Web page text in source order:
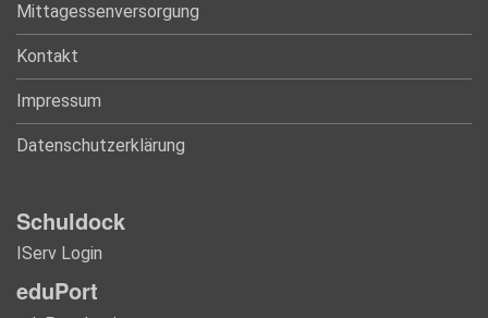
Mittagessenversorgung
Kontakt
Impressum
Datenschutzerklärung
Schuldock
IServ Login
eduPort